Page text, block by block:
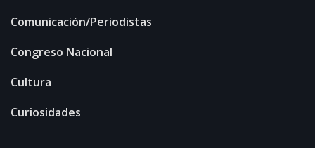
Comunicación/Periodistas
Congreso Nacional
Cultura
Curiosidades